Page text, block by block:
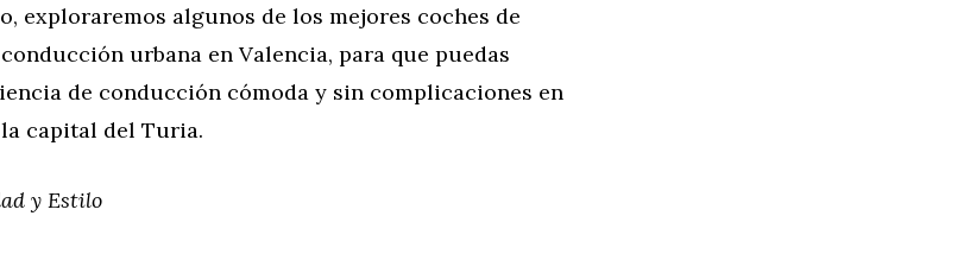
exploraremos algunos de los mejores coches de
urbana en Valencia, para que puedas
de conducción cómoda y sin complicaciones en
capital del Turia.
y Estilo